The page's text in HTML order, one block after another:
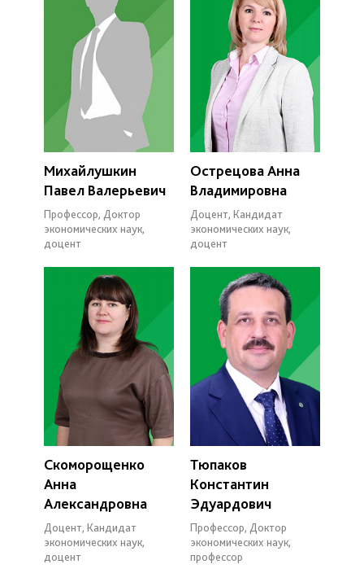
Михайлушкин
Павел Валерьевич
Профессор, Доктор
экономических наук,
доцент
Острецова Анна
Владимировна
Доцент, Кандидат
экономических наук,
доцент
Скоморощенко
Анна
Александровна
Доцент, Кандидат
экономических наук,
доцент
Тюпаков
Константин
Эдуардович
Профессор, Доктор
экономических наук,
профессор